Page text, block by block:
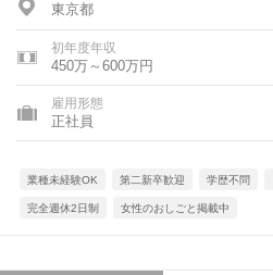
東京都
初年度年収
450万～600万円
雇用形態
正社員
業種未経験OK 第二新卒歓迎 学歴不問
完全週休2日制 女性のおしごと掲載中